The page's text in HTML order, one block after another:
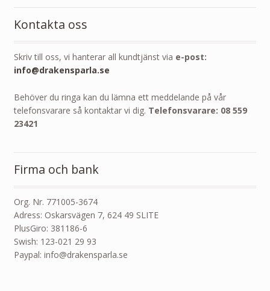
Kontakta oss
Skriv till oss, vi hanterar all kundtjänst via e-post:
info@drakensparla.se
Behöver du ringa kan du lämna ett meddelande på vår
telefonsvarare så kontaktar vi dig. Telefonsvarare: 08 559
23421
Firma och bank
Org. Nr. 771005-3674
Adress: Oskarsvägen 7, 624 49 SLITE
PlusGiro: 381186-6
Swish: 123-021 29 93
Paypal: info@drakensparla.se